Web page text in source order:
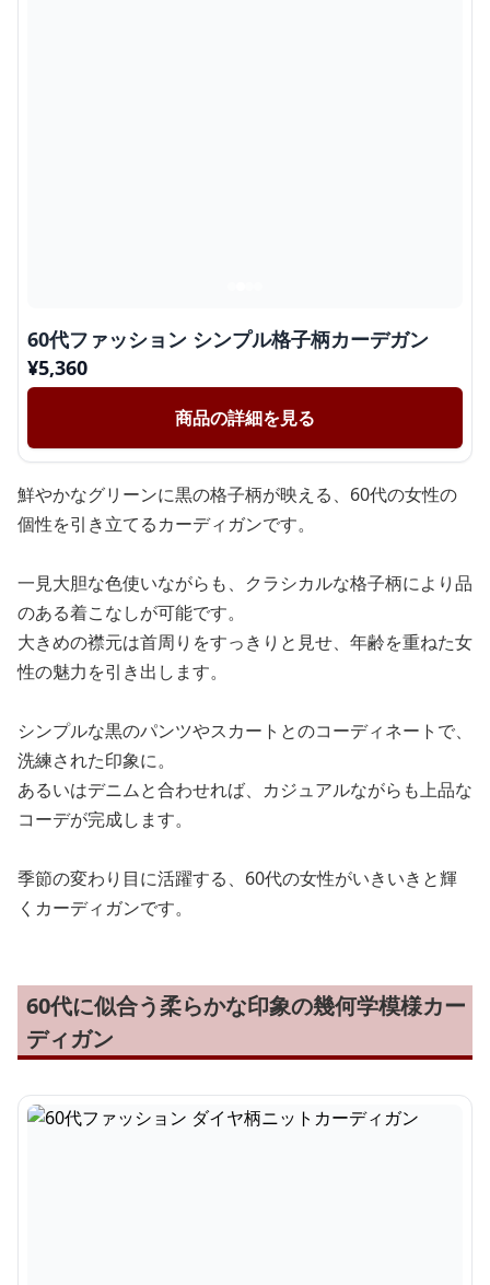
60代ファッション シンプル格子柄カーデガン
¥5,360
商品の詳細を見る
鮮やかなグリーンに黒の格子柄が映える、60代の女性の
個性を引き立てるカーディガンです。
一見大胆な色使いながらも、クラシカルな格子柄により品
のある着こなしが可能です。
大きめの襟元は首周りをすっきりと見せ、年齢を重ねた女
性の魅力を引き出します。
シンプルな黒のパンツやスカートとのコーディネートで、
洗練された印象に。
あるいはデニムと合わせれば、カジュアルながらも上品な
コーデが完成します。
季節の変わり目に活躍する、60代の女性がいきいきと輝
くカーディガンです。
60代に似合う柔らかな印象の幾何学模様カー
ディガン